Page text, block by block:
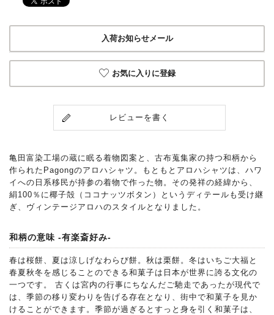
入荷お知らせメール
お気に入りに登録
レビューを書く
亀田富染工場の蔵に眠る着物図案と、古布蒐集家の持つ和柄から
作られたPagongのアロハシャツ。もともとアロハシャツは、ハワ
イへの日系移民が持参の着物で作った物。その発祥の経緯から、
絹100％に椰子殻（ココナッツボタン）というディテールも受け継
ぎ、ヴィンテージアロハのスタイルとなりました。
和柄の意味 -有楽斎好み-
春は桜餅、夏は涼しげなわらび餅。秋は栗餅。冬はいちご大福と
春夏秋冬を感じることのできる和菓子は日本が世界に誇る文化の
一つです。 古くは宮内の行事にちなんだご馳走であったが現代で
は、季節の移り変わりを告げる存在となり、街中で和菓子を見か
けることができます。季節が過ぎるとすっと身を引く和菓子は、